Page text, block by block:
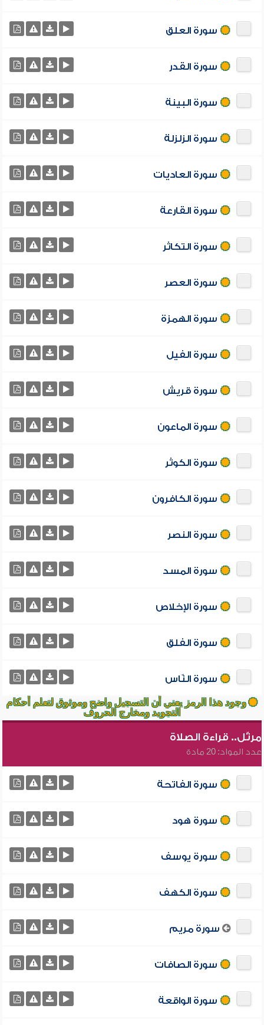
سورة العلق
سورة القدر
سورة البينة
سورة الزلزلة
سورة العاديات
سورة القارعة
سورة التكاثر
سورة العصر
سورة الهمزة
سورة الفيل
سورة قريش
سورة الماعون
سورة الكوثر
سورة الكافرون
سورة النصر
سورة المسد
سورة الإخلاص
سورة الفلق
سورة النّاس
وجود هذا الرمز يعني أن التسجيل واضح وموثوق لتعلم أحكام
التجويد ومخارج الحروف
مرتّل.. قراءة الصلاة
عدد المواد: 20 مادة
سورة الفاتحة
سورة هود
سورة يوسف
سورة الكهف
سورة مريم
سورة الصافات
سورة الواقعة